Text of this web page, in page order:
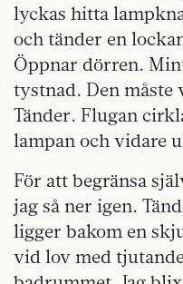
lyckas hitta
och tänder en
Öppnar dörren.
tystnad. Den måste
Tänder. Flugan
lampan och vidare
För att begränsa
jag så ner igen.
ligger bakom en
vid lov med